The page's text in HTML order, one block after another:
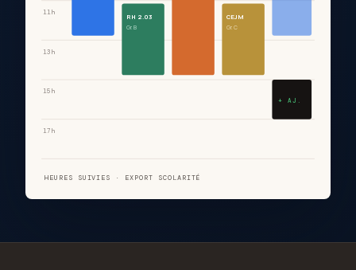
11h
13h
15h
17h
RH 2.03
Gr. B
CEJM
Gr. C
+ AJ.
HEURES SUIVIES · EXPORT SCOLARITÉ